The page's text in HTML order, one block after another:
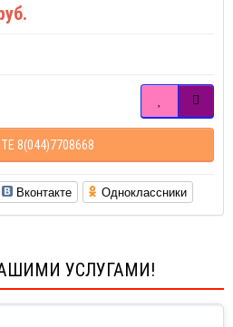
8(044)7708668
Вконтакте Одноклассники
УСЛУГАМИ!